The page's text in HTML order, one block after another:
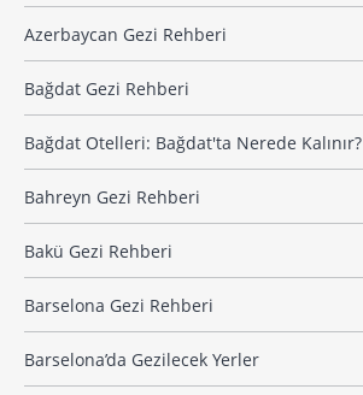
Azerbaycan Gezi Rehberi
Bağdat Gezi Rehberi
Bağdat Otelleri: Bağdat'ta Nerede Kalınır?
Bahreyn Gezi Rehberi
Bakü Gezi Rehberi
Barselona Gezi Rehberi
Barselona’da Gezilecek Yerler